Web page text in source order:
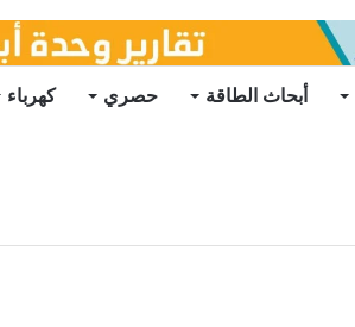
أبحاث الطاقة حصري كهرباء